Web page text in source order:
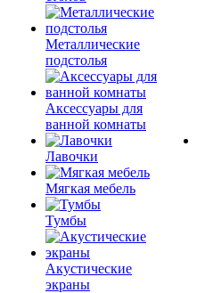
Металлические
подстолья
Аксессуары для
ванной комнаты
Лавочки
Мягкая мебель
Тумбы
Акустические
экраны